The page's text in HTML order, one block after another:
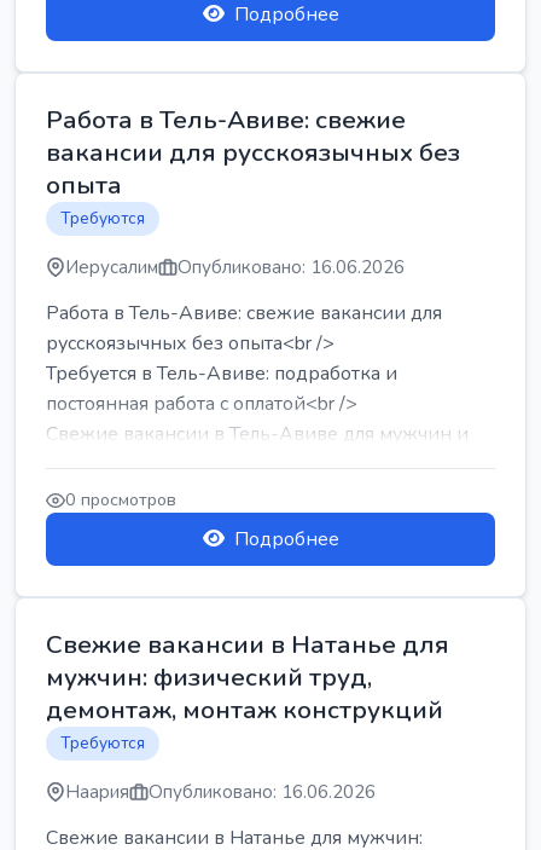
Подробнее
Работа в Тель-Авиве: свежие
вакансии для русскоязычных без
опыта
Требуются
Иерусалим Опубликовано: 16.06.2026
Работа в Тель-Авиве: свежие вакансии для
русскоязычных без опыта<br />
Требуется в Тель-Авиве: подработка и
постоянная работа с оплатой<br />
Свежие вакансии в Тель-Авиве для мужчин и
женщин от хозя...
0 просмотров
Подробнее
Свежие вакансии в Натанье для
мужчин: физический труд,
демонтаж, монтаж конструкций
Требуются
Наария Опубликовано: 16.06.2026
Свежие вакансии в Натанье для мужчин: